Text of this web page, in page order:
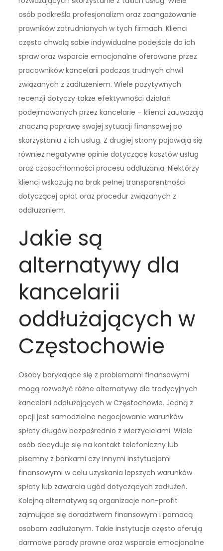
osób podkreśla profesjonalizm oraz zaangażowanie
prawników zatrudnionych w tych firmach. Klienci
często chwalą sobie indywidualne podejście do ich
spraw oraz wsparcie emocjonalne oferowane przez
pracowników kancelarii podczas trudnych chwil
związanych z zadłużeniem. Wiele pozytywnych
recenzji dotyczy także efektywności działań
podejmowanych przez kancelarie – klienci zauważają
znaczną poprawę swojej sytuacji finansowej po
skorzystaniu z ich usług. Z drugiej strony pojawiają się
również negatywne opinie dotyczące kosztów usług
oraz czasochłonności procesu oddłużania. Niektórzy
klienci wskazują na brak pełnej transparentności
dotyczącej opłat oraz procedur związanych z
oddłużaniem.
Jakie są
alternatywy dla
kancelarii
oddłużających w
Częstochowie
Osoby borykające się z problemami finansowymi
mogą rozważyć różne alternatywy dla tradycyjnych
kancelarii oddłużających w Częstochowie. Jedną z
opcji jest samodzielne negocjowanie warunków
spłaty długów bezpośrednio z wierzycielami. Wiele
osób decyduje się na kontakt telefoniczny lub
pisemny z bankami czy innymi instytucjami
finansowymi w celu uzyskania lepszych warunków
spłaty lub zawarcia ugód dotyczących zadłużeń.
Kolejną alternatywą są organizacje non-profit
zajmujące się doradztwem finansowym i pomocą
osobom zadłużonym. Takie instytucje często oferują
darmowe porady prawne oraz wsparcie emocjonalne